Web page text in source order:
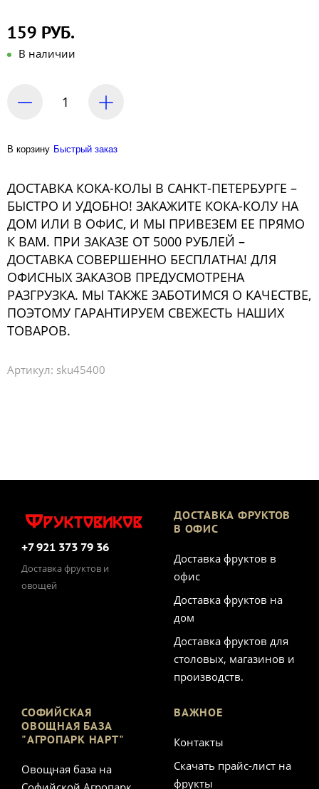
159 РУБ.
В наличии
В корзину Быстрый заказ
ДОСТАВКА КОКА-КОЛЫ В САНКТ-ПЕТЕРБУРГЕ –
БЫСТРО И УДОБНО! ЗАКАЖИТЕ КОКА-КОЛУ НА
ДОМ ИЛИ В ОФИС, И МЫ ПРИВЕЗЕМ ЕЕ ПРЯМО
К ВАМ. ПРИ ЗАКАЗЕ ОТ 5000 РУБЛЕЙ –
ДОСТАВКА СОВЕРШЕННО БЕСПЛАТНА! ДЛЯ
ОФИСНЫХ ЗАКАЗОВ ПРЕДУСМОТРЕНА
РАЗГРУЗКА. МЫ ТАКЖЕ ЗАБОТИМСЯ О КАЧЕСТВЕ,
ПОЭТОМУ ГАРАНТИРУЕМ СВЕЖЕСТЬ НАШИХ
ТОВАРОВ.
Артикул: sku45400
+7 921 373 79 36
Доставка фруктов и
овощей
ДОСТАВКА ФРУКТОВ
В ОФИС
Доставка фруктов в
офис
Доставка фруктов на
дом
Доставка фруктов для
столовых, магазинов и
производств.
СОФИЙСКАЯ
ОВОЩНАЯ БАЗА
"АГРОПАРК НАРТ"
Овощная база на
ВАЖНОЕ
Контакты
Скачать прайс-лист на
фрукты